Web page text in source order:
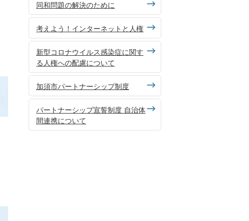
同和問題の解決のために
考えよう！インターネットと人権
新型コロナウイルス感染症に関す
る人権への配慮について
加須市パートナーシップ制度
パートナーシップ宣誓制度 自治体
間連携について